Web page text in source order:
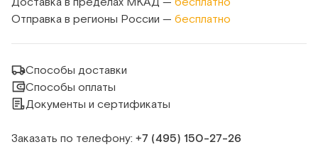
Отправка в регионы России — бесплатно
Способы доставки
Способы оплаты
Документы и сертификаты
Заказать по телефону: +7 (495) 150‑27‑26